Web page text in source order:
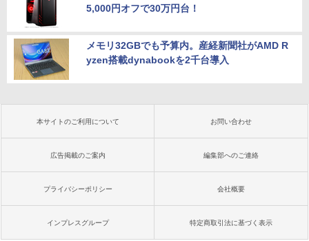
5,000円オフで30万円台！
メモリ32GBでも予算内。産経新聞社がAMD R
yzen搭載dynabookを2千台導入
本サイトのご利用について お問い合わせ
広告掲載のご案内 編集部へのご連絡
プライバシーポリシー 会社概要
インプレスグループ 特定商取引法に基づく表示